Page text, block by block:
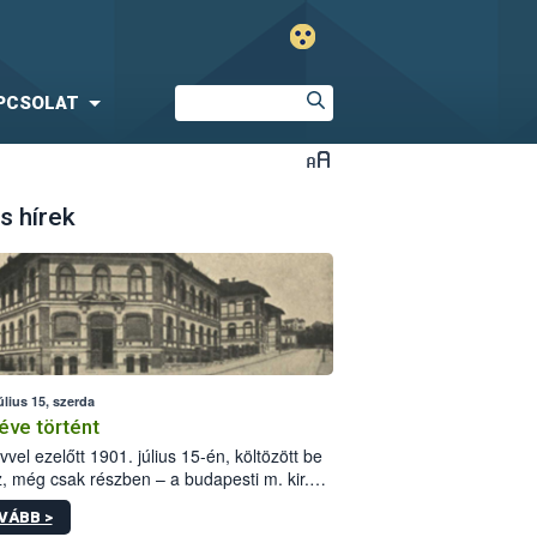
hírek
15, szerda
történt
ezelőtt 1901. július 15-én, költözött be
még csak részben – a budapesti m. kir.
állomás a Kis Rókus utca
alatti, Czigler Győző által tervezett új
>